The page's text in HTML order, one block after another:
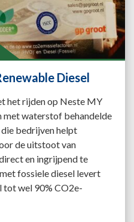
Diesel
het rijden op Neste MY
met waterstof behandelde
bedrijven helpt
de uitstoot van
en ingrijpend te
fossiele diesel levert
tot wel 90% CO2e-